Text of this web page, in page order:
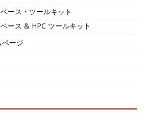
ース・ツールキット
ース & HPC ツールキット
ージ